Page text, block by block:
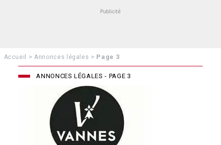
Accueil > Annonces légales > Page 3
ANNONCES LÉGALES - PAGE 3